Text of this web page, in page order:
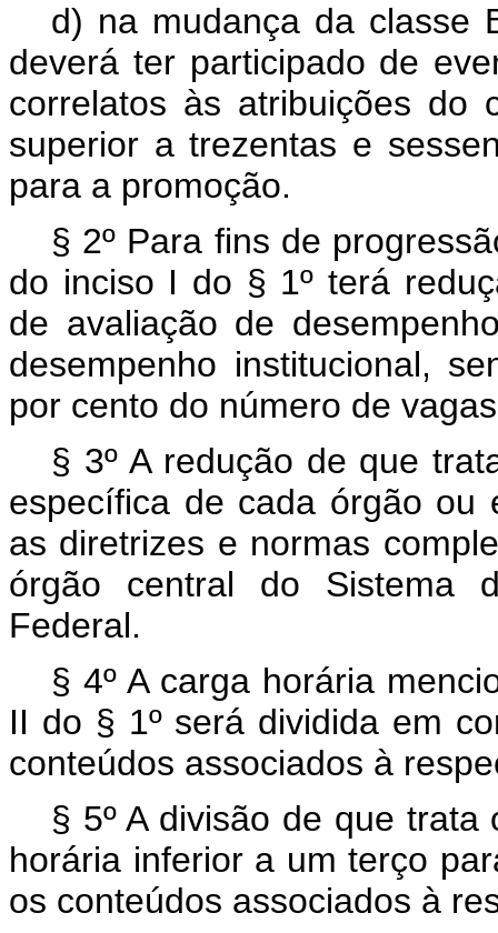
d) na mudança da classe
deverá ter participado de
correlatos às atribuições do
superior a trezentas e
para a promoção.
§ 2º Para fins de
do inciso I do § 1º terá
de avaliação de
desempenho institucional,
por cento do número de
§ 3º A redução de que
específica de cada órgão ou
as diretrizes e normas
órgão central do Sistema
Federal.
§ 4º A carga horária
II do § 1º será dividida em
conteúdos associados à
§ 5º A divisão de que
horária inferior a um terço
os conteúdos associados à